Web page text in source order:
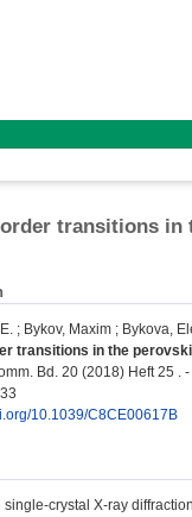
transitions in
; Bykov, Maxim ; Bykova,
transitions in the
Bd. 20 (2018) Heft 25 .
10.1039/C8CE00617B
crystal X-ray